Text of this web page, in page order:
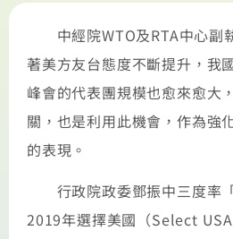
中經院WTO及RTA中心副
著美方友台態度不斷提升，我
峰會的代表團規模也愈來愈大
關，也是利用此機會，作為強
的表現。
行政院政委鄧振中三度率
2019年選擇美國（Select